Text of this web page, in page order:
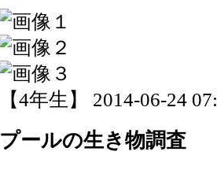
【4年生】 2014-06-24
プールの生き物調査